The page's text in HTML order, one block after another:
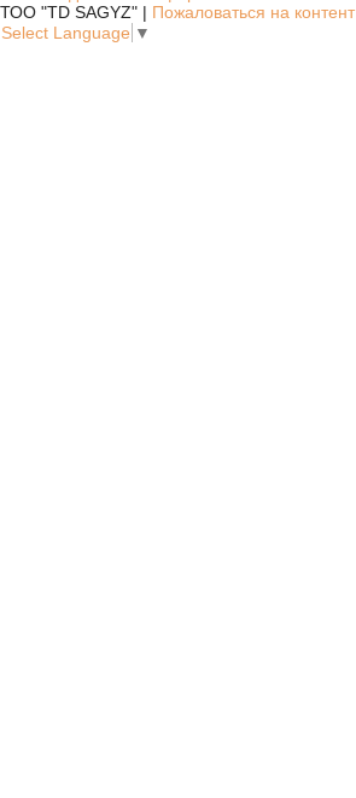
ТОО "TD SAGYZ" | Пожаловаться на контент
Select Language ▼